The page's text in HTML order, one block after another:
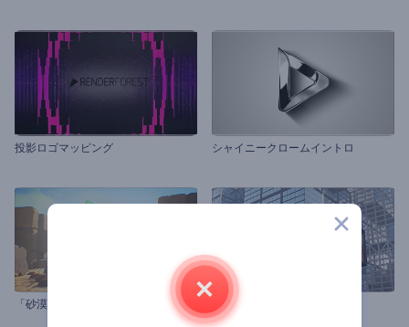
投影ロゴマッピング シャイニークロームイントロ
「砂漠」ロゴビデオ デジタル看板イントロ動画